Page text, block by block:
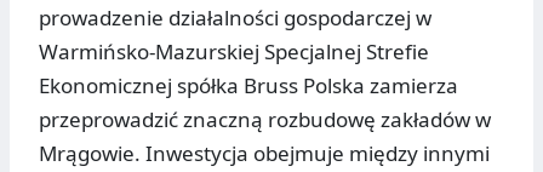
prowadzenie działalności gospodarczej w
Warmińsko-Mazurskiej Specjalnej Strefie
Ekonomicznej spółka Bruss Polska zamierza
przeprowadzić znaczną rozbudowę zakładów w
Mrągowie. Inwestycja obejmuje między innymi